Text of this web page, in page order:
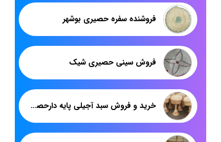
فروشنده سفره حصیری بوشهر
فروش سینی حصیری شیک
خرید و فروش سبد آجیلی پایه دارحصیری